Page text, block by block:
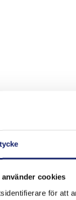
cookies
för att
företag och
fogar, driftsäkerhet
på